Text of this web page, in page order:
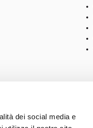
dei social media e